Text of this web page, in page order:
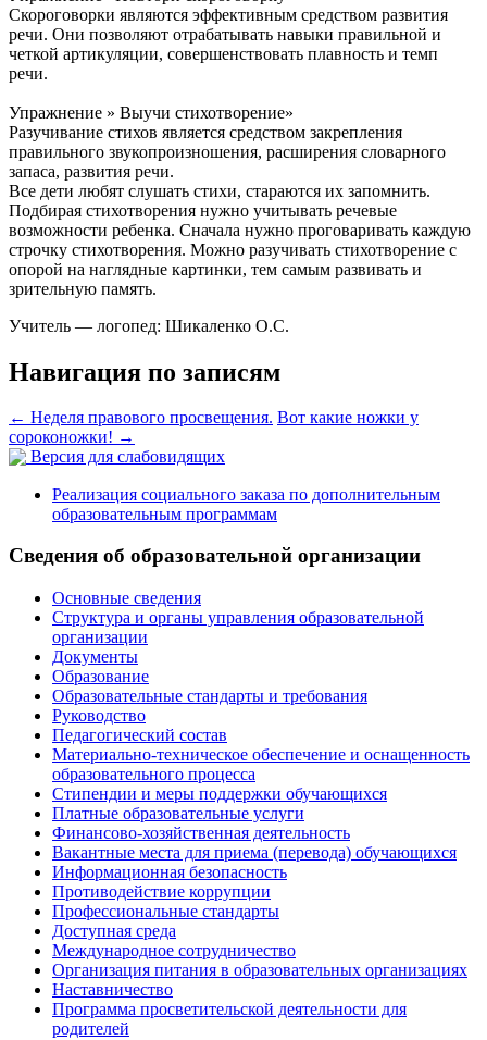
Скороговорки являются эффективным средством развития
речи. Они позволяют отрабатывать навыки правильной и
четкой артикуляции, совершенствовать плавность и темп
речи.
Упражнение » Выучи стихотворение»
Разучивание стихов является средством закрепления
правильного звукопроизношения, расширения словарного
запаса, развития речи.
Все дети любят слушать стихи, стараются их запомнить.
Подбирая стихотворения нужно учитывать речевые
возможности ребенка. Сначала нужно проговаривать каждую
строчку стихотворения. Можно разучивать стихотворение с
опорой на наглядные картинки, тем самым развивать и
зрительную память.
Учитель — логопед: Шикаленко О.С.
Навигация по записям
← Неделя правового просвещения. Вот какие ножки у
сороконожки! →
Версия для слабовидящих
Реализация социального заказа по дополнительным
образовательным программам
Сведения об образовательной организации
Основные сведения
Структура и органы управления образовательной
организации
Документы
Образование
Образовательные стандарты и требования
Руководство
Педагогический состав
Материально-техническое обеспечение и оснащенность
образовательного процесса
Стипендии и меры поддержки обучающихся
Платные образовательные услуги
Финансово-хозяйственная деятельность
Вакантные места для приема (перевода) обучающихся
Информационная безопасность
Противодействие коррупции
Профессиональные стандарты
Доступная среда
Международное сотрудничество
Организация питания в образовательных организациях
Наставничество
Программа просветительской деятельности для
родителей